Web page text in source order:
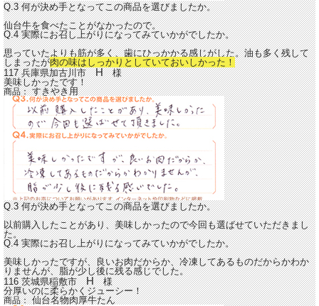
Q.3 何が決め手となってこの商品を選びましたか。
仙台牛を食べたことがなかったので。
Q.4 実際にお召し上がりになってみていかがでしたか。
思っていたよりも筋が多く、歯にひっかかる感じがした。油も多く残して
しまったが肉の味はしっかりとしていておいしかった！
117 兵庫県加古川市H様
美味しかったです！
商品：すきやき用
Q.3 何が決め手となってこの商品を選びましたか。
以前購入したことがあり、美味しかったので今回も選ばせていただきまし
た。
Q.4 実際にお召し上がりになってみていかがでしたか。
美味しかったですが、良いお肉だからか、冷凍してあるものだからかわか
りませんが、脂が少し後に残る感じでした。
116 茨城県稲敷市H様
分厚いのに柔らかくジューシー！
商品：仙台名物肉厚牛たん